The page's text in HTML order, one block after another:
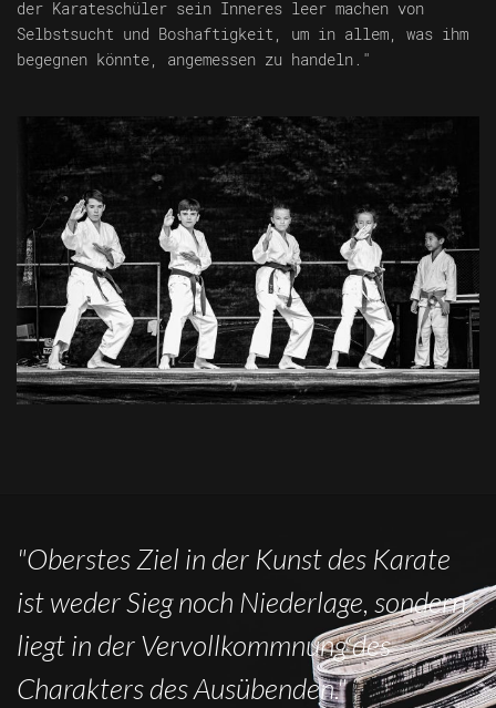
der Karateschüler sein Inneres leer machen von
Selbstsucht und Boshaftigkeit, um in allem, was ihm
begegnen könnte, angemessen zu handeln."
"Oberstes Ziel in der Kunst des Karate
ist weder Sieg noch Niederlage, sondern
liegt in der Vervollkommnung des
Charakters des Ausübenden."